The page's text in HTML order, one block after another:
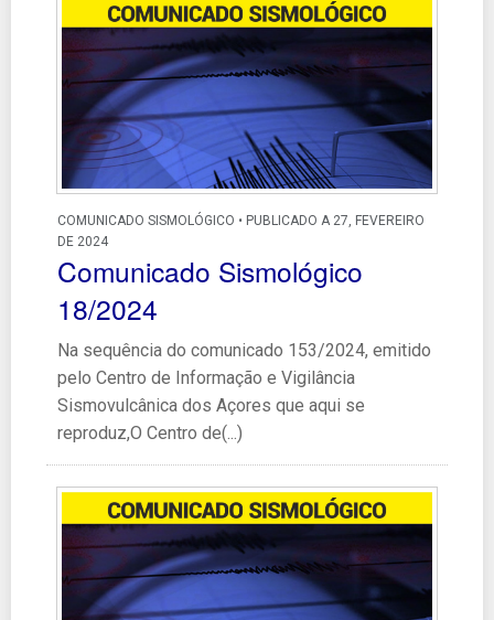
COMUNICADO SISMOLÓGICO • PUBLICADO A 27, FEVEREIRO
DE 2024
Comunicado Sismológico
18/2024
Na sequência do comunicado 153/2024, emitido
pelo Centro de Informação e Vigilância
Sismovulcânica dos Açores que aqui se
reproduz,O Centro de(...)